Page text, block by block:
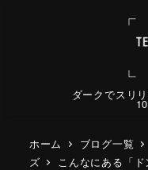
ダークでスリ
ホーム ブログ一覧
ズ
こんなにある「